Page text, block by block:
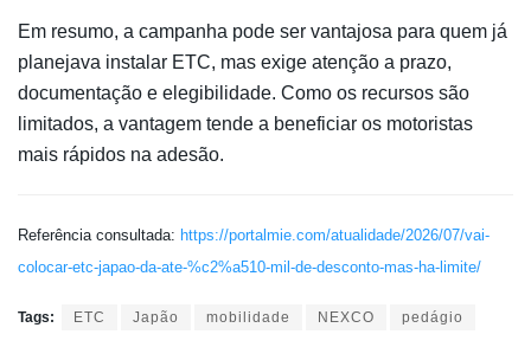
Em resumo, a campanha pode ser vantajosa para quem já
planejava instalar ETC, mas exige atenção a prazo,
documentação e elegibilidade. Como os recursos são
limitados, a vantagem tende a beneficiar os motoristas
mais rápidos na adesão.
Referência consultada: https://portalmie.com/atualidade/2026/07/vai-
colocar-etc-japao-da-ate-%c2%a510-mil-de-desconto-mas-ha-limite/
Tags: ETC Japão mobilidade NEXCO pedágio